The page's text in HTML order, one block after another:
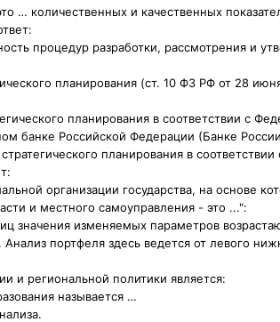
… количественных и качественных
процедур разработки, рассмотрения и
планирования (ст. 10 ФЗ РФ от 28
планирования в соответствии с
банке Российской Федерации (Банке
планирования в соответствии
организации государства, на основе
и местного самоуправления - это ...":
значения изменяемых параметров
портфеля здесь ведется от левого
и региональной политики является:
называется …